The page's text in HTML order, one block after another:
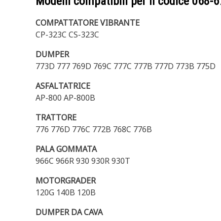
COMPATTATORE VIBRANTE
CP-323C CS-323C
DUMPER
773D 777 769D 769C 777C 777B 777D 773B 775D
ASFALTATRICE
AP-800 AP-800B
TRATTORE
776 776D 776C 772B 768C 776B
PALA GOMMATA
966C 966R 930 930R 930T
MOTORGRADER
120G 140B 120B
DUMPER DA CAVA